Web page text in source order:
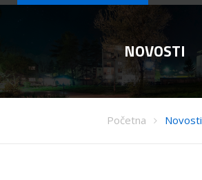
NOVOSTI
Početna Novosti